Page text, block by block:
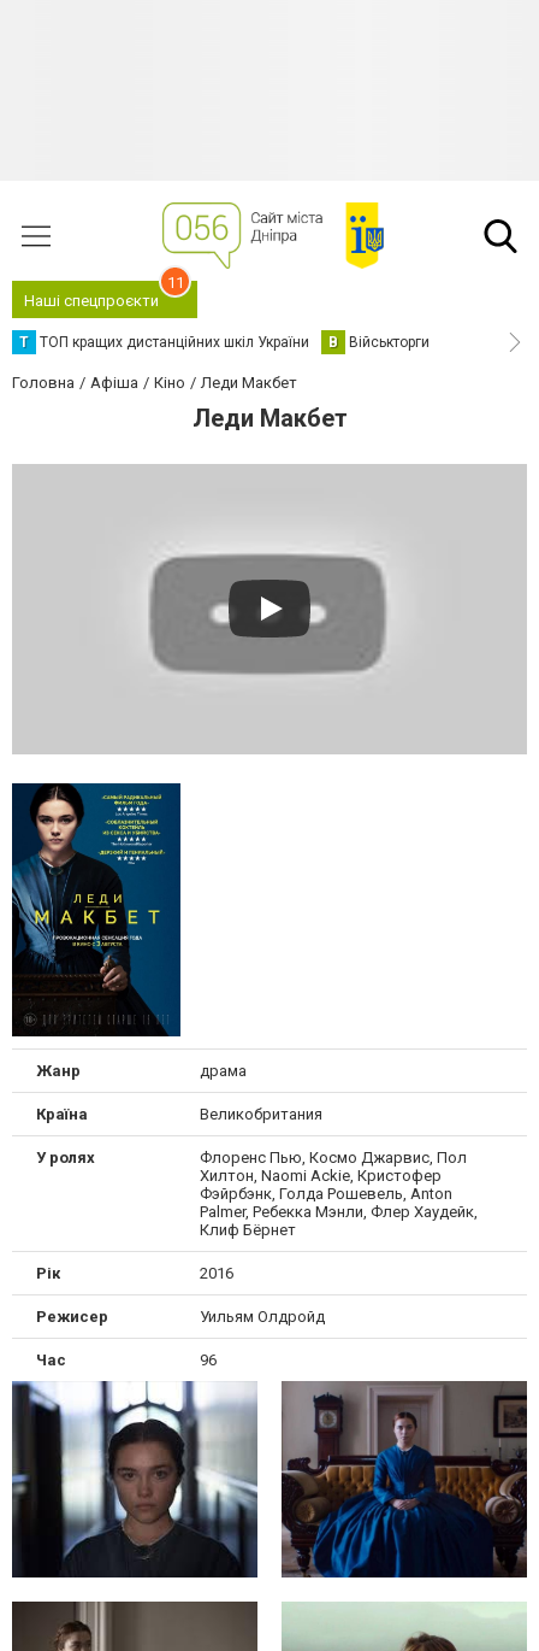
Наші спецпроєкти
11
Т ТОП кращих дистанційних шкіл України В Військторги
Головна Афіша Кіно Леди Макбет
Леди Макбет
Жанр драма
Країна Великобритания
У ролях
Флоренс Пью, Космо Джарвис, Пол
Хилтон, Naomi Ackie, Кристофер
Фэйрбэнк, Голда Рошевель, Anton
Palmer, Ребекка Мэнли, Флер Хаудейк,
Клиф Бёрнет
Рік 2016
Режисер Уильям Олдройд
Час 96